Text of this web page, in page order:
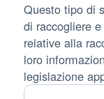
Questo tipo di
di raccogliere
relative alla
loro
legislazione